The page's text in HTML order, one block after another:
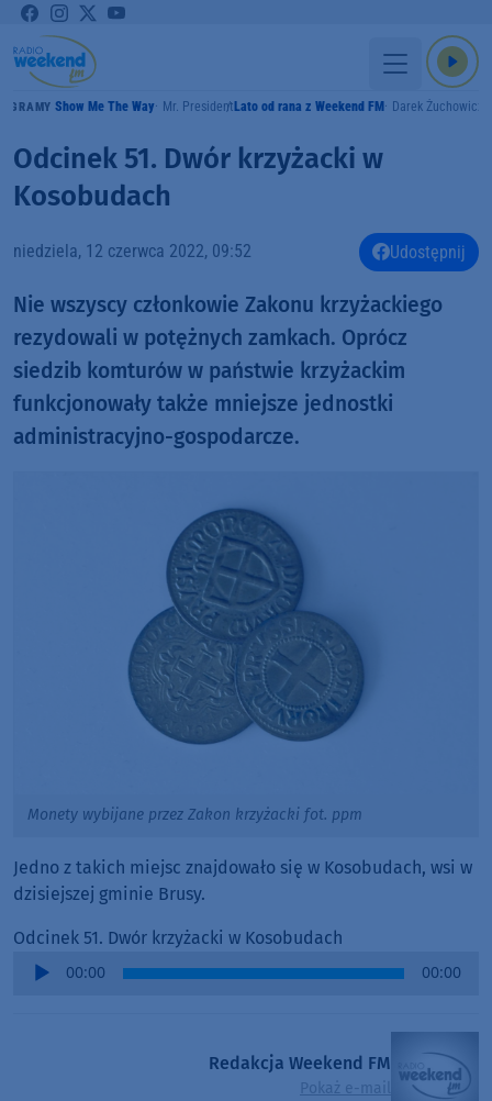
GRAMY Show Me The Way Mr. PresidentLato od rana z Weekend FM Darek Żuchowicz
Odcinek 51. Dwór krzyżacki w
Kosobudach
niedziela, 12 czerwca 2022, 09:52 Udostępnij
Nie wszyscy członkowie Zakonu krzyżackiego
rezydowali w potężnych zamkach. Oprócz
siedzib komturów w państwie krzyżackim
funkcjonowały także mniejsze jednostki
administracyjno-gospodarcze.
Monety wybijane przez Zakon krzyżacki fot. ppm
Jedno z takich miejsc znajdowało się w Kosobudach, wsi w
dzisiejszej gminie Brusy.
Odcinek 51. Dwór krzyżacki w Kosobudach
Audio
00:00 00:00
Redakcja Weekend FM
Pokaż e-mail